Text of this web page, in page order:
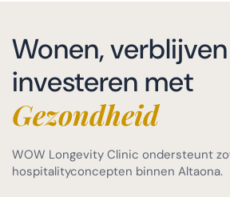
Wonen,
investeren met
Gezondheid
WOW Longevity Clinic ondersteunt
hospitalityconcepten binnen Altaona.